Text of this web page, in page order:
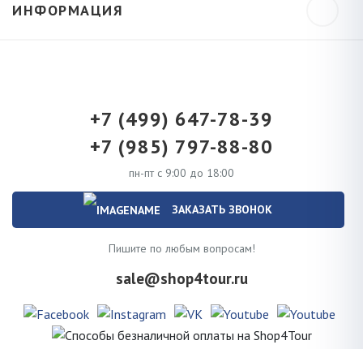
ИНФОРМАЦИЯ
+7 (499) 647-78-39
+7 (985) 797-88-80
пн-пт с 9:00 до 18:00
ЗАКАЗАТЬ ЗВОНОК
Пишите по любым вопросам!
sale@shop4tour.ru